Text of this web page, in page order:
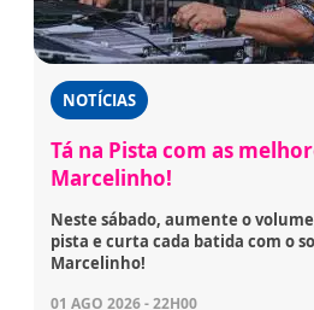
NOTÍCIAS
Tá na Pista com as
Marcelinho!
Neste sábado, aumente o
pista e curta cada batida com o
Marcelinho!
01 AGO 2026 - 22H00